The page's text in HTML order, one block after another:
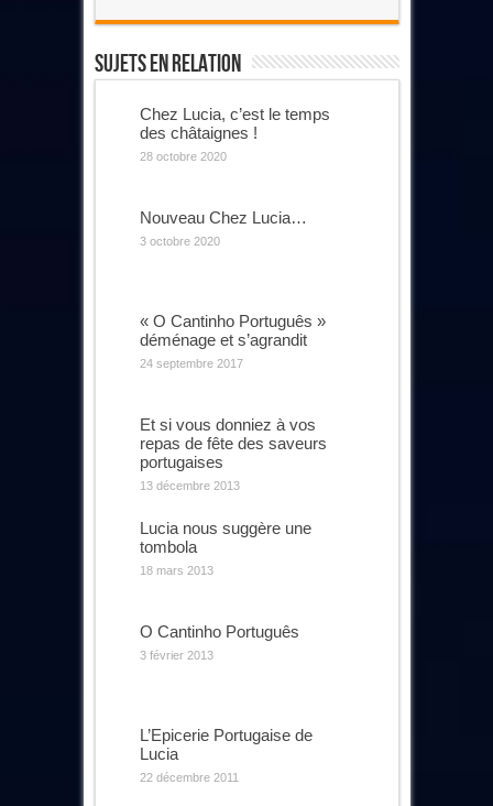
Sujets En Relation
Chez Lucia, c’est le temps
des châtaignes !
28 octobre 2020
Nouveau Chez Lucia…
3 octobre 2020
« O Cantinho Português »
déménage et s’agrandit
24 septembre 2017
Et si vous donniez à vos
repas de fête des saveurs
portugaises
13 décembre 2013
Lucia nous suggère une
tombola
18 mars 2013
O Cantinho Português
3 février 2013
L’Epicerie Portugaise de
Lucia
22 décembre 2011